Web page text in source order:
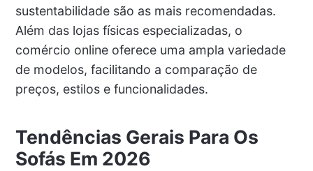
sustentabilidade são as mais recomendadas.
Além das lojas físicas especializadas, o
comércio online oferece uma ampla variedade
de modelos, facilitando a comparação de
preços, estilos e funcionalidades.
Tendências Gerais Para Os
Sofás Em 2026